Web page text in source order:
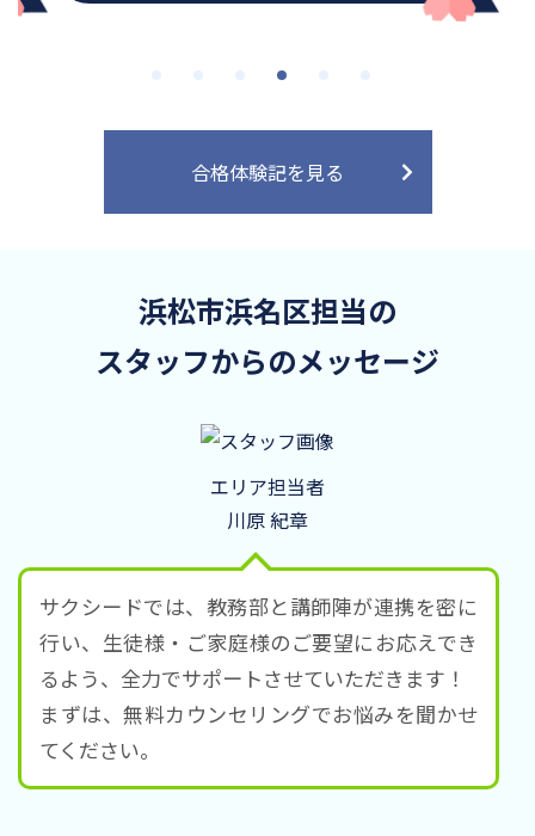
合格体験記を見る
浜松市浜名区担当の
スタッフからのメッセージ
エリア担当者
川原 紀章
サクシードでは、教務部と講師陣が連携を密に
行い、生徒様・ご家庭様のご要望にお応えでき
るよう、全力でサポートさせていただきます！
まずは、無料カウンセリングでお悩みを聞かせ
てください。